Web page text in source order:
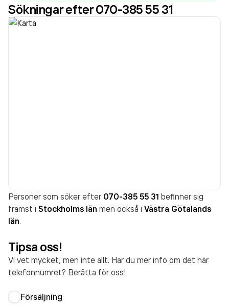
Sökningar efter 070-385 55 31
Personer som söker efter 070-385 55 31 befinner sig
främst i Stockholms län men också i Västra Götalands
län.
Tipsa oss!
Vi vet mycket, men inte allt. Har du mer info om det här
telefonnumret? Berätta för oss!
Försäljning